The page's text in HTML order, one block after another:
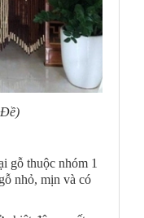
gỗ thuộc nhóm 1
nhỏ, mịn và có